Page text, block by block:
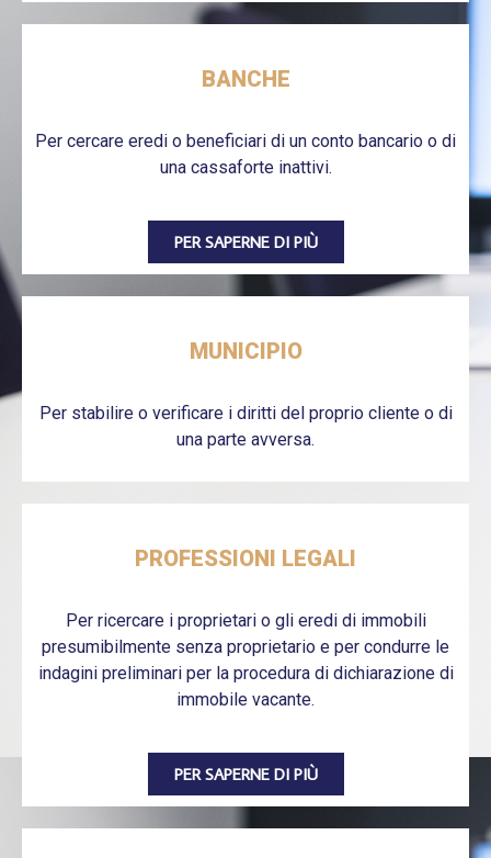
BANCHE
Per cercare eredi o beneficiari di un conto bancario o di
una cassaforte inattivi.
PER SAPERNE DI PIÙ
MUNICIPIO
Per stabilire o verificare i diritti del proprio cliente o di
una parte avversa.
PROFESSIONI LEGALI
Per ricercare i proprietari o gli eredi di immobili
presumibilmente senza proprietario e per condurre le
indagini preliminari per la procedura di dichiarazione di
immobile vacante.
PER SAPERNE DI PIÙ